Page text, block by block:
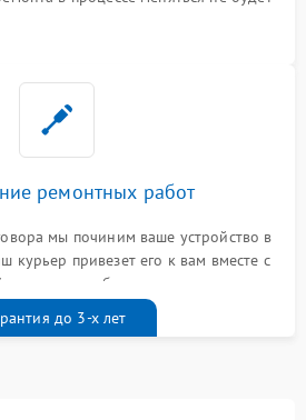
ремонтных работ
мы починим ваше устройство в
курьер привезет его к вам вместе с
талоном бесплатно
до 3-х лет